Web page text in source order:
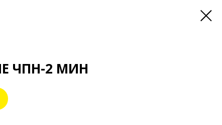
ЧПН-2 МИН